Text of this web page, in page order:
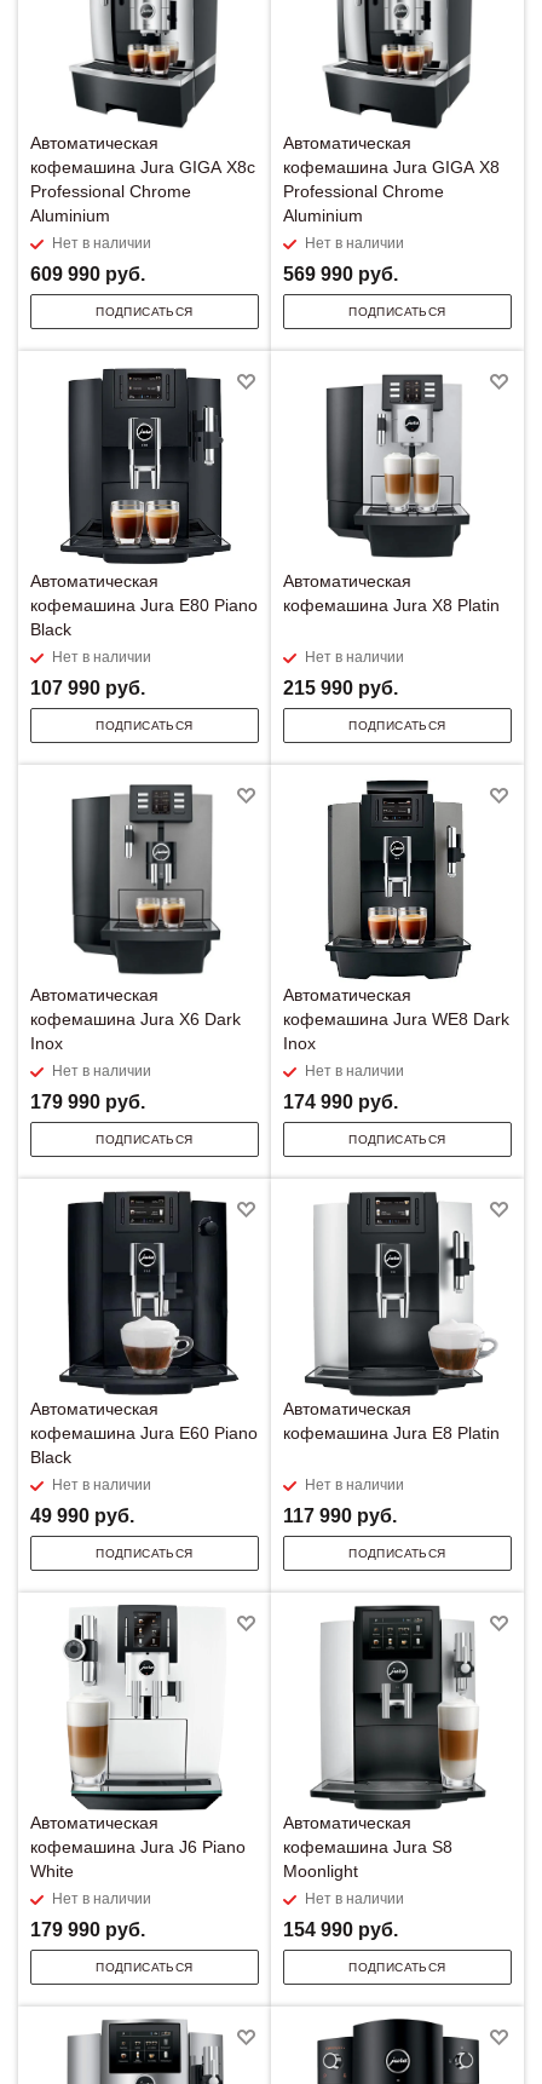
Автоматическая
кофемашина Jura GIGA X8c
Professional Chrome
Aluminium
Нет в наличии
609 990 руб.
ПОДПИСАТЬСЯ
Автоматическая
кофемашина Jura GIGA X8
Professional Chrome
Aluminium
Нет в наличии
569 990 руб.
ПОДПИСАТЬСЯ
Автоматическая
кофемашина Jura E80 Piano
Black
Нет в наличии
107 990 руб.
ПОДПИСАТЬСЯ
Автоматическая
кофемашина Jura X8 Platin
Нет в наличии
215 990 руб.
ПОДПИСАТЬСЯ
Автоматическая
кофемашина Jura X6 Dark
Inox
Нет в наличии
179 990 руб.
ПОДПИСАТЬСЯ
Автоматическая
кофемашина Jura WE8 Dark
Inox
Нет в наличии
174 990 руб.
ПОДПИСАТЬСЯ
Автоматическая
кофемашина Jura E60 Piano
Black
Нет в наличии
49 990 руб.
ПОДПИСАТЬСЯ
Автоматическая
кофемашина Jura E8 Platin
Нет в наличии
117 990 руб.
ПОДПИСАТЬСЯ
Автоматическая
кофемашина Jura J6 Piano
White
Нет в наличии
179 990 руб.
ПОДПИСАТЬСЯ
Автоматическая
кофемашина Jura S8
Moonlight
Нет в наличии
154 990 руб.
ПОДПИСАТЬСЯ